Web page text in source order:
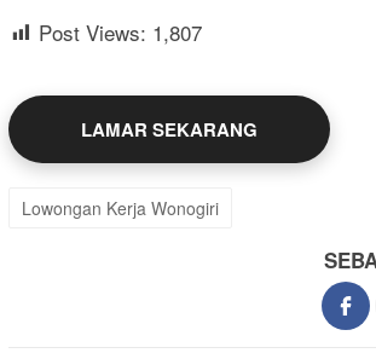
Post Views: 1,807
LAMAR SEKARANG
Lowongan Kerja Wonogiri